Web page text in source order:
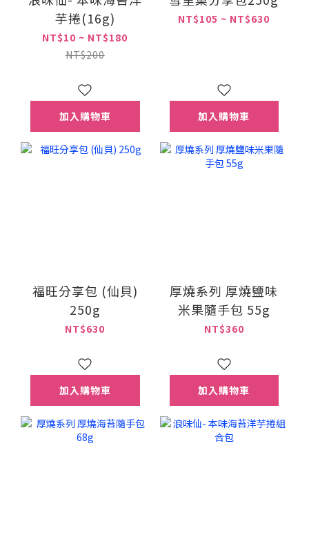
芋捲(16g)
NT$10 ~ NT$180
NT$200
加入購物車
NT$105 ~ NT$630
加入購物車
福旺分享包 (仙貝)
250g
NT$630
加入購物車
厚燒系列 厚燒鹽味
米果隨手包 55g
NT$360
加入購物車